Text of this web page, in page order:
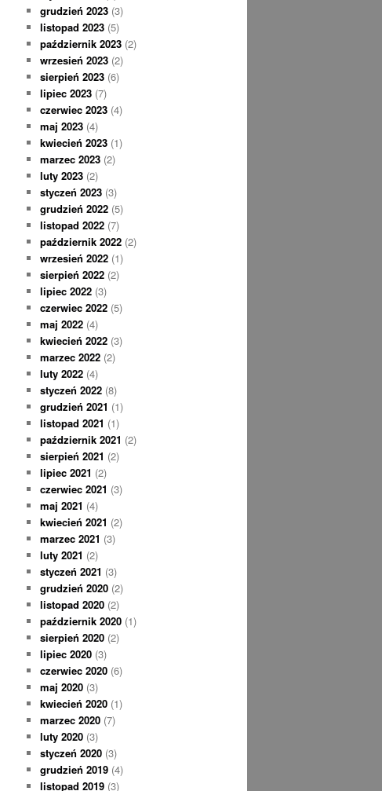
grudzień 2023 (3)
listopad 2023 (5)
październik 2023 (2)
wrzesień 2023 (2)
sierpień 2023 (6)
lipiec 2023 (7)
czerwiec 2023 (4)
maj 2023 (4)
kwiecień 2023 (1)
marzec 2023 (2)
luty 2023 (2)
styczeń 2023 (3)
grudzień 2022 (5)
listopad 2022 (7)
październik 2022 (2)
wrzesień 2022 (1)
sierpień 2022 (2)
lipiec 2022 (3)
czerwiec 2022 (5)
maj 2022 (4)
kwiecień 2022 (3)
marzec 2022 (2)
luty 2022 (4)
styczeń 2022 (8)
grudzień 2021 (1)
listopad 2021 (1)
październik 2021 (2)
sierpień 2021 (2)
lipiec 2021 (2)
czerwiec 2021 (3)
maj 2021 (4)
kwiecień 2021 (2)
marzec 2021 (3)
luty 2021 (2)
styczeń 2021 (3)
grudzień 2020 (2)
listopad 2020 (2)
październik 2020 (1)
sierpień 2020 (2)
lipiec 2020 (3)
czerwiec 2020 (6)
maj 2020 (3)
kwiecień 2020 (1)
marzec 2020 (7)
luty 2020 (3)
styczeń 2020 (3)
grudzień 2019 (4)
listopad 2019 (3)